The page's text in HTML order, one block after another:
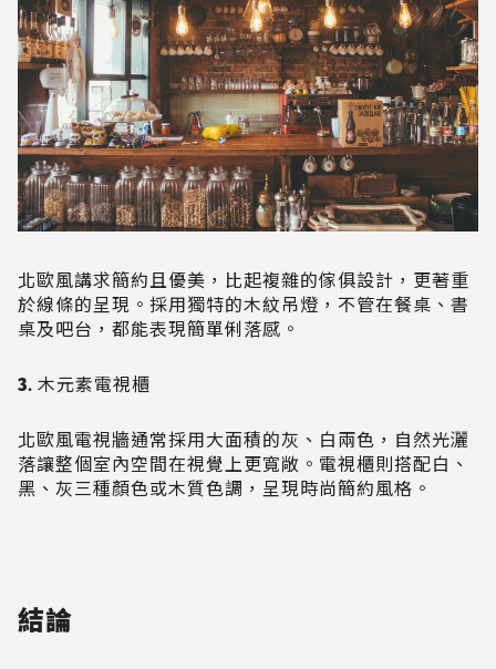
北歐風講求簡約且優美，比起複雜的傢俱設計，更著重
於線條的呈現。採用獨特的木紋吊燈，不管在餐桌、書
桌及吧台，都能表現簡單俐落感。
3. 木元素電視櫃
北歐風電視牆通常採用大面積的灰、白兩色，自然光灑
落讓整個室內空間在視覺上更寬敞。電視櫃則搭配白、
黑、灰三種顏色或木質色調，呈現時尚簡約風格。
結論